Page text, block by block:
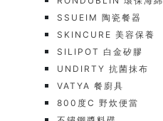
SSUEIM 陶瓷餐器
SKINCURE 美容保養
SILIPOT 白金矽膠
UNDIRTY 抗菌抹布
VATYA 餐廚具
800度C 野炊便當